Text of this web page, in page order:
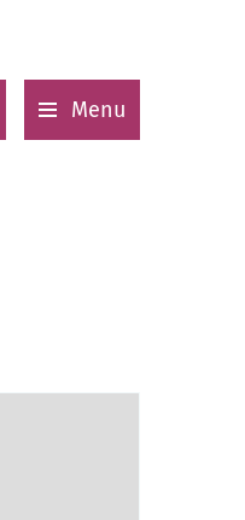
Menu
Zoeken